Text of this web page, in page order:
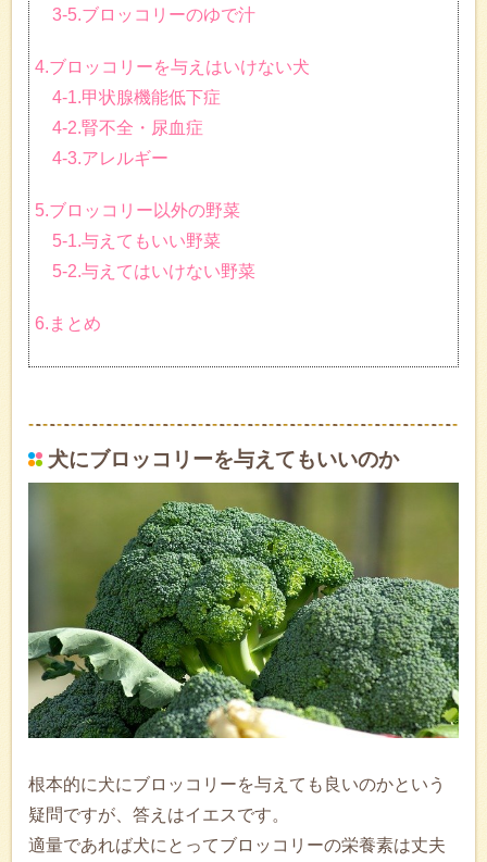
3-5.ブロッコリーのゆで汁
4.ブロッコリーを与えはいけない犬
4-1.甲状腺機能低下症
4-2.腎不全・尿血症
4-3.アレルギー
5.ブロッコリー以外の野菜
5-1.与えてもいい野菜
5-2.与えてはいけない野菜
6.まとめ
犬にブロッコリーを与えてもいいのか
根本的に犬にブロッコリーを与えても良いのかという
疑問ですが、答えはイエスです。
適量であれば犬にとってブロッコリーの栄養素は丈夫